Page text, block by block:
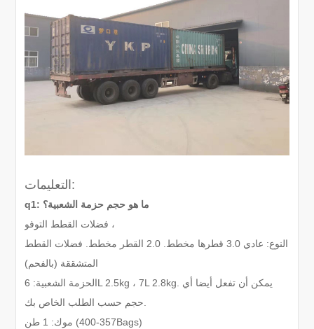
التعليمات:
q1: ما هو حجم حزمة الشعبية؟
فضلات القطط التوفو ،
النوع: عادي 3.0 قطرها مخطط. 2.0 القطر مخطط. فضلات القطط
المتشققة (بالفحم)
الحزمة الشعبية: 6L 2.5kg ، 7L 2.8kg. يمكن أن تفعل أيضا أي
موك: 1 طن (
357-400Bags)